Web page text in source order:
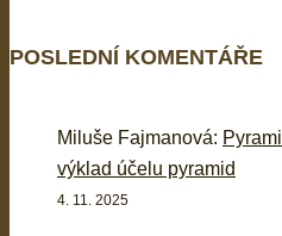
POSLEDNÍ KOMENTÁŘE
Miluše Fajmanová:
výklad účelu pyramid
4. 11. 2025